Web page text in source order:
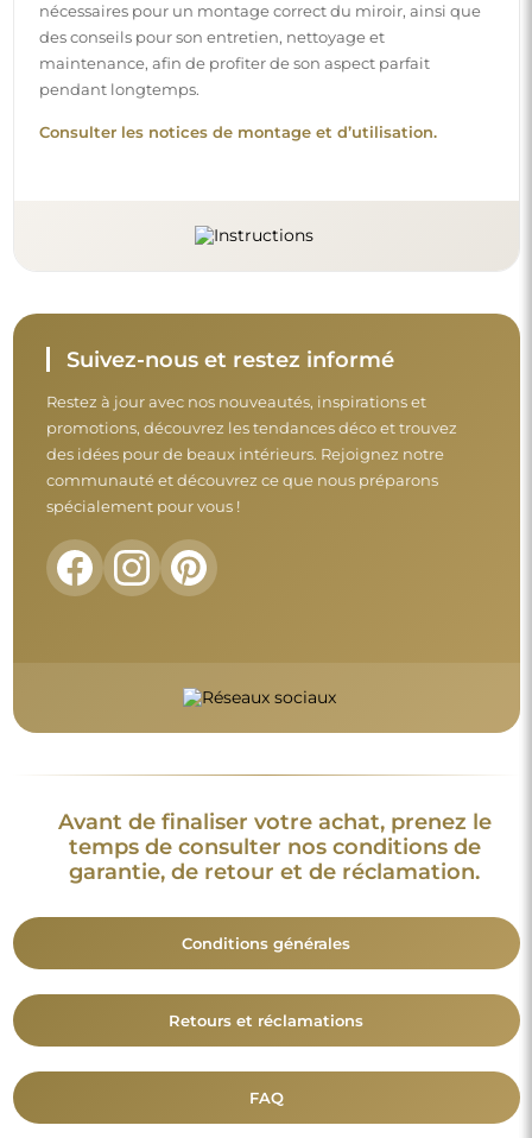
nécessaires pour un montage correct du miroir, ainsi que
des conseils pour son entretien, nettoyage et
maintenance, afin de profiter de son aspect parfait
pendant longtemps.
Consulter les notices de montage et d’utilisation.
Suivez-nous et restez informé
Restez à jour avec nos nouveautés, inspirations et
promotions, découvrez les tendances déco et trouvez
des idées pour de beaux intérieurs. Rejoignez notre
communauté et découvrez ce que nous préparons
spécialement pour vous !
Avant de finaliser votre achat, prenez le
temps de consulter nos conditions de
garantie, de retour et de réclamation.
Conditions générales
Retours et réclamations
FAQ